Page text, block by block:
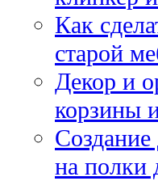
Как
старой
Декор и
корзины
Создание
на полки